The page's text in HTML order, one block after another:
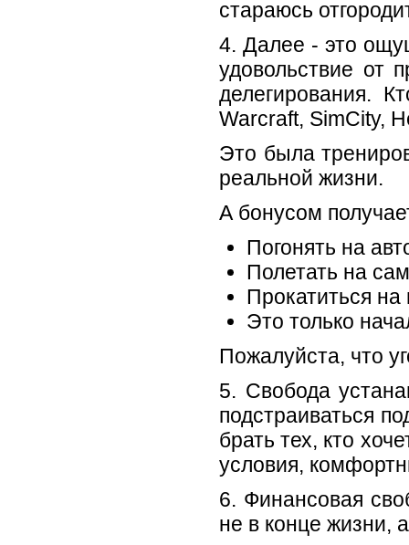
стараюсь
4. Далее - это
удовольствие от
делегирования.
Warcraft, SimCity,
Это была
реальной жизни.
А бонусом
Погонять на
Полетать на
Прокатиться
Это только
Пожалуйста, что
5. Свобода
подстраиваться
брать тех, кто
условия,
6. Финансовая
не в конце жизни,